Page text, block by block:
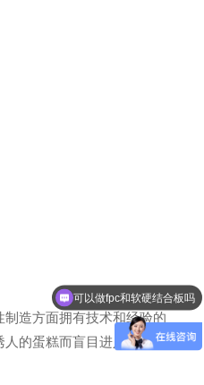
造方面拥有技术和经验的
的蛋糕而盲目进入，将会
可以做fpc和软硬结合板吗